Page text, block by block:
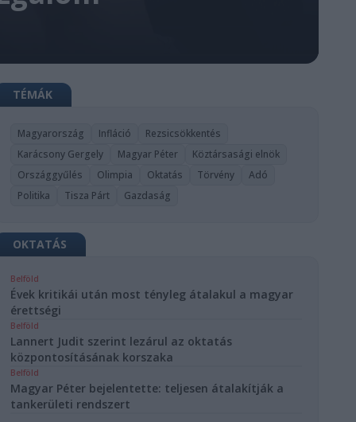
TÉMÁK
Magyarország Infláció
Rezsicsökkentés
Karácsony Gergely
Magyar Péter
Köztársasági elnök
Országgyűlés
Olimpia Oktatás Törvény
Adó
Politika
Tisza Párt Gazdaság
OKTATÁS
Belföld
Évek kritikái után most tényleg átalakul a magyar
érettségi
Belföld
Lannert Judit szerint lezárul az oktatás
központosításának korszaka
Belföld
Magyar Péter bejelentette: teljesen átalakítják a
tankerületi rendszert